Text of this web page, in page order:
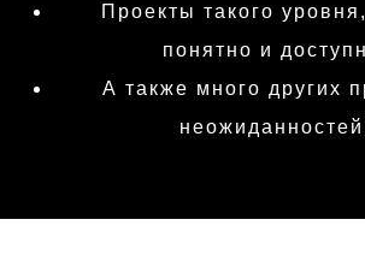
Проекты такого
понятно и
А также много других